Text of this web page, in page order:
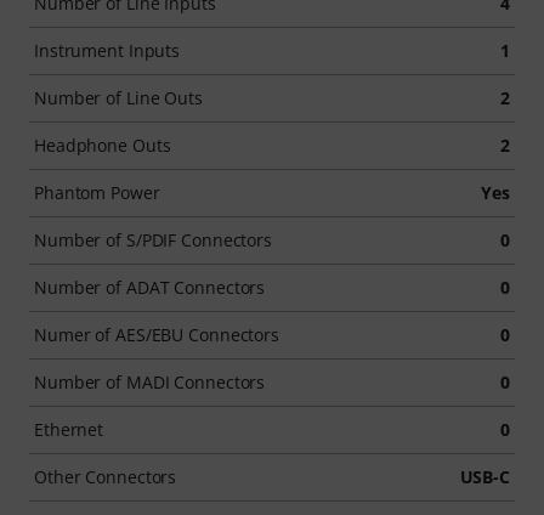
Instrument Inputs 1
Number of Line Outs 2
Headphone Outs 2
Phantom Power Yes
Number of S/PDIF Connectors 0
Number of ADAT Connectors 0
Numer of AES/EBU Connectors 0
Number of MADI Connectors 0
Ethernet 0
Other Connectors USB-C